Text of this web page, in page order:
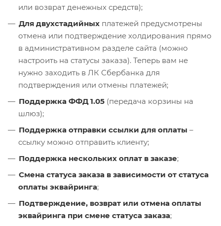
или возврат денежных средств);
Для двухстадийных платежей предусмотрены
отмена или подтверждение холдирования прямо
в административном разделе сайта (можно
настроить на статусы заказа). Теперь вам не
нужно заходить в ЛК Сбербанка для
подтверждения или отмены платежей;
Поддержка ФФД 1.05 (передача корзины на
шлюз);
Поддержка отправки ссылки для оплаты –
ссылку можно отправить клиенту;
Поддержка нескольких оплат в заказе;
Смена статуса заказа в зависимости от статуса
оплаты эквайринга;
Подтверждение, возврат или отмена оплаты
эквайринга при смене статуса заказа;